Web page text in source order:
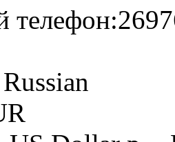
телефон:
Russian